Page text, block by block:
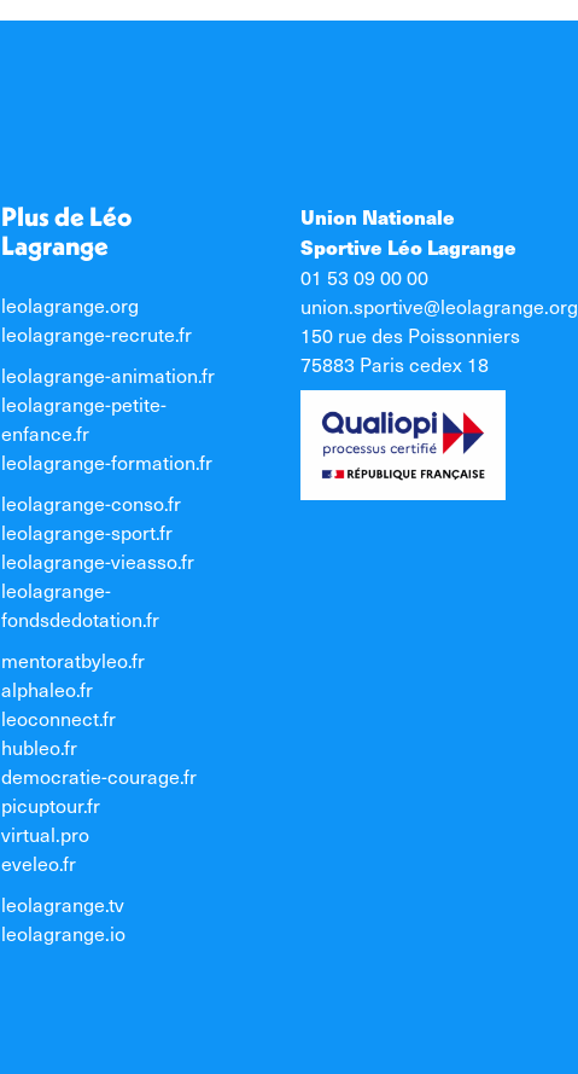
Plus de Léo
Lagrange
leolagrange.org
leolagrange-recrute.fr
leolagrange-animation.fr
leolagrange-petite-
enfance.fr
leolagrange-formation.fr
leolagrange-conso.fr
leolagrange-sport.fr
leolagrange-vieasso.fr
leolagrange-
fondsdedotation.fr
mentoratbyleo.fr
alphaleo.fr
leoconnect.fr
hubleo.fr
democratie-courage.fr
picuptour.fr
virtual.pro
eveleo.fr
leolagrange.tv
leolagrange.io
Union Nationale
Sportive Léo Lagrange
01 53 09 00 00
union.sportive@leolagrange.org
150 rue des Poissonniers
75883 Paris cedex 18